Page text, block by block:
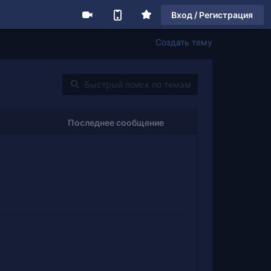
Вход / Регистрация
Создать тему
Последнее сообщение